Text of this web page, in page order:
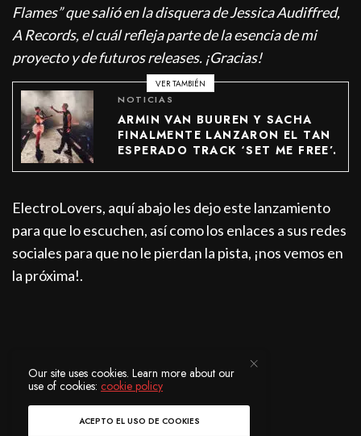
Flames” que salió en la disquera de Jessica Audiffred,
A Records, el cuál refleja parte de la esencia de mi
proyecto y de futuros releases. ¡Gracias!
VER TAMBIÉN
NOTICIAS
ARMIN VAN BUUREN Y SACHA
FINALMENTE LANZARON EL TAN
ESPERADO TRACK ‘SET ME FREE’.
ElectroLovers, aquí abajo les dejo este lanzamiento
para que lo escuchen, así como los enlaces a sus redes
sociales para que no le pierdan la pista, ¡nos vemos en
la próxima!.
Our site uses cookies. Learn more about our
use of cookies:cookie policy
ACEPTO EL USO DE COOKIES